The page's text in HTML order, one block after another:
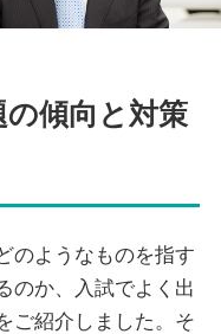
の傾向と対策
のようなものを指す
のか、入試でよく出
ご紹介しました。そ